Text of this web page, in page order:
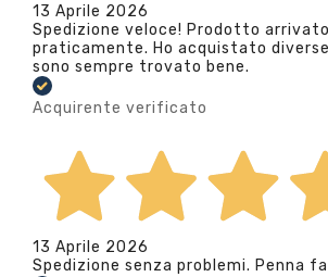
13 Aprile 2026
Spedizione veloce! Prodotto
praticamente. Ho acquistato
sono sempre trovato bene.
Acquirente verificato
13 Aprile 2026
Spedizione senza problemi. Penna